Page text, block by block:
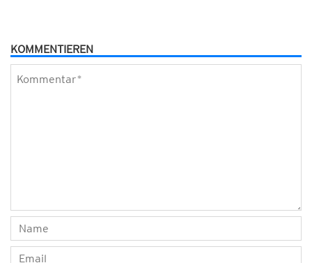
KOMMENTIEREN